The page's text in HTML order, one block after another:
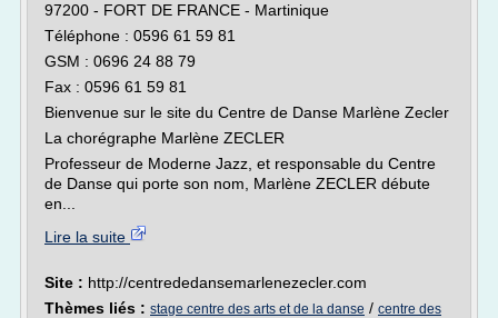
97200 - FORT DE FRANCE - Martinique
Téléphone : 0596 61 59 81
GSM : 0696 24 88 79
Fax : 0596 61 59 81
Bienvenue sur le site du Centre de Danse Marlène Zecler
La chorégraphe Marlène ZECLER
Professeur de Moderne Jazz, et responsable du Centre
de Danse qui porte son nom, Marlène ZECLER débute
en...
Lire la suite
Site : http://centrededansemarlenezecler.com
Thèmes liés : stage centre des arts et de la danse / centre des